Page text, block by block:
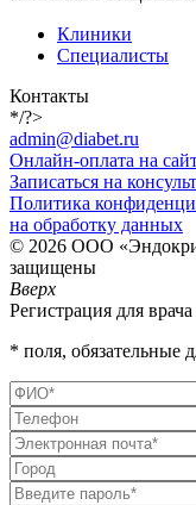
Клиники
Специалисты
Контакты
*/?>
admin@diabet.ru
Онлайн-оплата на
Записаться на
Политика
на обработку данных
© 2026 ООО
защищены
Вверх
Регистрация для врача
* поля, обязательные